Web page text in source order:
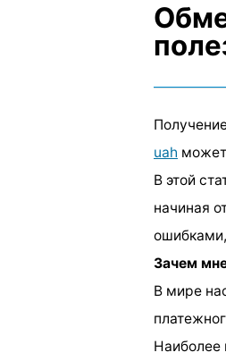
uah
В этой
начиная
ошибками,
Зачем
В мире
Наиболее